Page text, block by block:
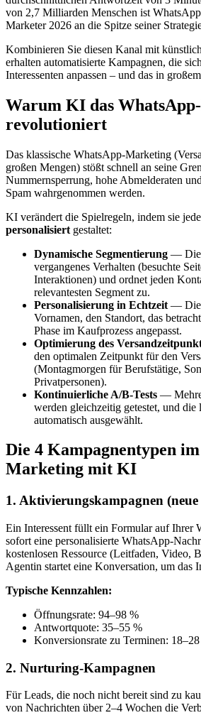
von 2,7 Milliarden Menschen ist
Marketer 2026 an die Spitze seiner
Kombinieren Sie diesen Kanal mit
erhalten automatisierte Kampagnen, die
Interessenten anpassen – und das in
Warum KI das
revolutioniert
Das klassische WhatsApp-Marketing
großen Mengen) stößt schnell an seine
Nummernsperrung, hohe Abmelderaten
Spam wahrgenommen werden.
KI verändert die Spielregeln, indem sie
personalisiert gestaltet:
Dynamische Segmentierung — Die
vergangenes Verhalten (besuchte
Interaktionen) und ordnet jeden
relevantesten Segment zu.
Personalisierung in Echtzeit — Die
Vornamen, den Standort, das
Phase im Kaufprozess angepasst.
Optimierung des
den optimalen Zeitpunkt für den
(Montagmorgen für Berufstätige,
Privatpersonen).
Kontinuierliche A/B-Tests —
werden gleichzeitig getestet, und die
automatisch ausgewählt.
Die 4 Kampagnentypen
Marketing mit KI
1. Aktivierungskampagnen (neue
Ein Interessent füllt ein Formular auf Ihrer
sofort eine personalisierte WhatsApp-
kostenlosen Ressource (Leitfaden,
Agentin startet eine Konversation, um das
Typische Kennzahlen:
Öffnungsrate: 94–98 %
Antwortquote: 35–55 %
Konversionsrate zu Terminen:
2. Nurturing-Kampagnen
Für Leads, die noch nicht bereit sind zu
von Nachrichten über 2–4 Wochen die